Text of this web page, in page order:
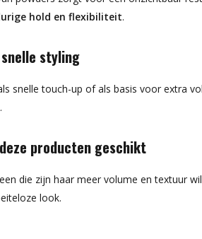
hold en flexibiliteit.
styling
snelle touch-up of als basis voor extra
producten geschikt
die zijn haar meer volume en textuur
look.